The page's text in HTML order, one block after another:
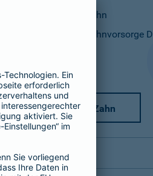
Mehr Zahn
Mehr Zahnvorsorge D
Mehr Zahn